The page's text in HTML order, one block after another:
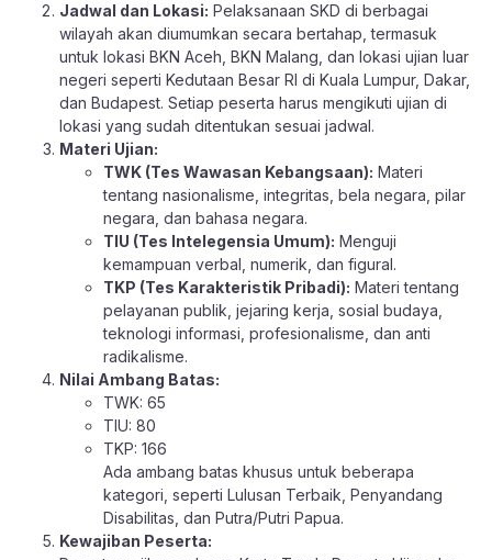
Jadwal dan Lokasi: Pelaksanaan SKD di berbagai
wilayah akan diumumkan secara bertahap, termasuk
untuk lokasi BKN Aceh, BKN Malang, dan lokasi ujian luar
negeri seperti Kedutaan Besar RI di Kuala Lumpur, Dakar,
dan Budapest. Setiap peserta harus mengikuti ujian di
lokasi yang sudah ditentukan sesuai jadwal.
Materi Ujian:
TWK (Tes Wawasan Kebangsaan): Materi
tentang nasionalisme, integritas, bela negara, pilar
negara, dan bahasa negara.
TIU (Tes Intelegensia Umum): Menguji
kemampuan verbal, numerik, dan figural.
TKP (Tes Karakteristik Pribadi): Materi tentang
pelayanan publik, jejaring kerja, sosial budaya,
teknologi informasi, profesionalisme, dan anti
radikalisme.
Nilai Ambang Batas:
TWK: 65
TIU: 80
TKP: 166
Ada ambang batas khusus untuk beberapa
kategori, seperti Lulusan Terbaik, Penyandang
Disabilitas, dan Putra/Putri Papua.
Kewajiban Peserta: